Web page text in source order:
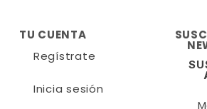
TU CUENTA
Regístrate
Inicia sesión